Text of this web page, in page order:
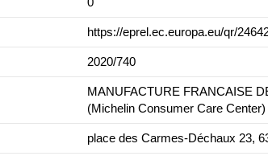
https://eprel.ec.europa.eu/qr/
2020/740
MANUFACTURE FRANCAISE
(Michelin Consumer Care Center)
place des Carmes-Déchaux 23,